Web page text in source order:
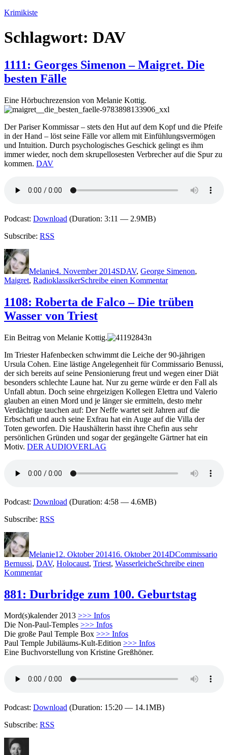
Zum
springen
Krimikiste
Schlagwort: DAV
1111: Georges Simenon – Maigret. Die
besten Fälle
Eine Hörbuchrezension von Melanie Kottig.
Der Pariser Kommissar – stets den Hut auf dem Kopf und die Pfeife
in der Hand – löst seine Fälle vor allem mit Einfühlungsvermögen
und Intuition. Durch psychologisches Geschick gelingt es ihm
immer wieder, noch dem skrupellosesten Verbrecher auf die Spur zu
kommen. DAV
Podcast: Download (Duration: 3:11 — 2.9MB)
Subscribe: RSS
Autor
Melanie4. November 2014SDAV, George Simenon,
Maigret, RadioklassikerSchreibe einen Kommentarzu
Georges
Simenon
Fälle
1108: Roberta de Falco – Die trüben
Wasser von Triest
Ein Beitrag von Melanie Kottig.
Im Triester Hafenbecken schwimmt die Leiche der 90-jährigen
Ursula Cohen. Eine lästige Angelegenheit für Commissario Benussi,
der sich bereits auf seine Pensionierung freut und wegen einer Diät
besonders schlechte Laune hat. Nur zu gerne würde er den Fall als
Unfall abtun. Doch seine ehrgeizigen Kollegen Elettra und Valerio
glauben an einen Mord und je länger sie ermitteln, desto mehr
Verdächtige tauchen auf: Der Neffe wartet seit Jahren auf die
Erbschaft und auch seine Exfrau hat ein Auge auf die Villa der
Toten geworfen. Die Haushälterin hasst ihre Chefin aus sehr
persönlichen Gründen und sogar der gegängelte Gärtner hat ein
Motiv. DER AUDIOVERLAG
Podcast: Download (Duration: 4:58 — 4.6MB)
Subscribe: RSS
Autor
Melanie12. Oktober 201416. Oktober 2014DCommissario
Bernussi, DAV, Holocaust, Triest, WasserleicheSchreibe einen
Kommentarzu
Roberta
de
–
Die
trüben
Wasser
von
881: Durbridge zum 100. Geburtstag
Mord(s)kalender 2013 >>> Infos
Die Non-Paul-Temples >>> Infos
Die große Paul Temple Box >>> Infos
Paul Temple Jubiläums-Kult-Edition >>> Infos
Eine Buchvorstellung von Kristine Greßhöner.
Podcast: Download (Duration: 15:20 — 14.1MB)
Subscribe: RSS